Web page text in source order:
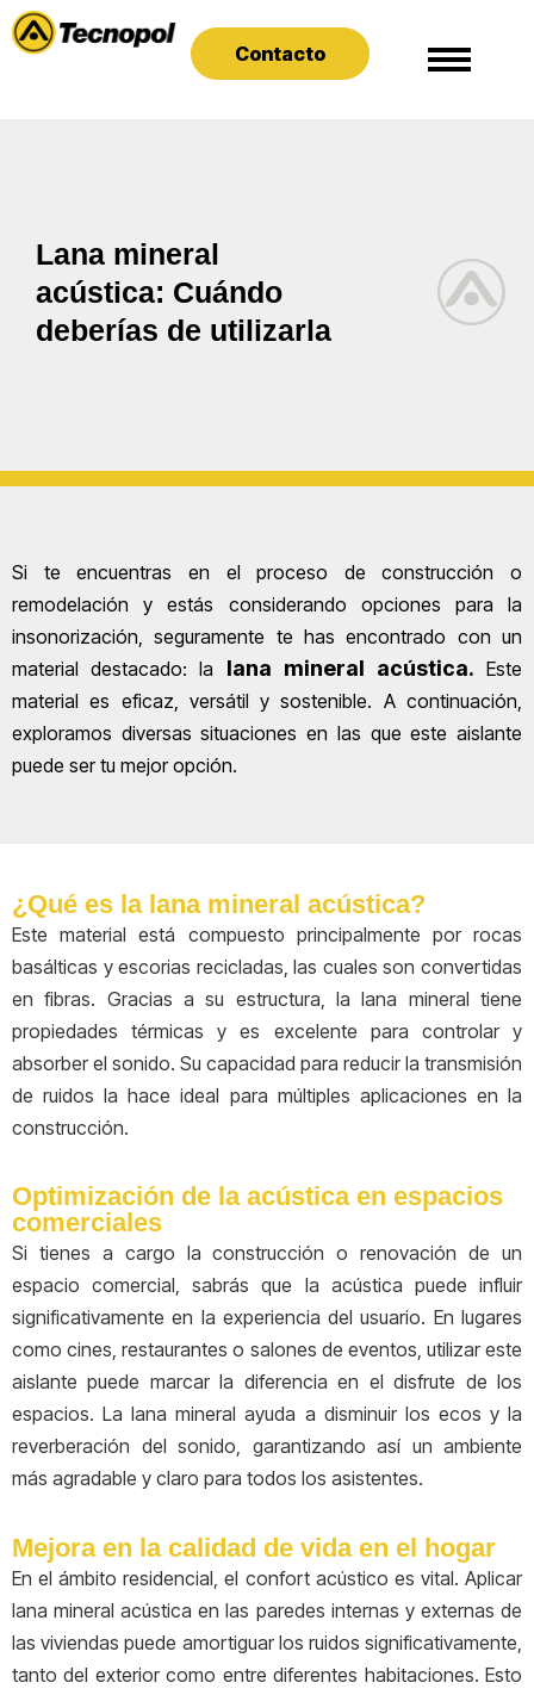
Contacto
Lana mineral
acústica: Cuándo
deberías de utilizarla
Si te encuentras en el proceso de construcción o
remodelación y estás considerando opciones para la
insonorización, seguramente te has encontrado con un
material destacado: la lana mineral acústica. Este
material es eficaz, versátil y sostenible. A continuación,
exploramos diversas situaciones en las que este aislante
puede ser tu mejor opción.
¿Qué es la lana mineral acústica?
Este material está compuesto principalmente por rocas
basálticas y escorias recicladas, las cuales son convertidas
en fibras. Gracias a su estructura, la lana mineral tiene
propiedades térmicas y es excelente para controlar y
absorber el sonido. Su capacidad para reducir la transmisión
de ruidos la hace ideal para múltiples aplicaciones en la
construcción.
Optimización de la acústica en espacios
comerciales
Si tienes a cargo la construcción o renovación de un
espacio comercial, sabrás que la acústica puede influir
significativamente en la experiencia del usuario. En lugares
como cines, restaurantes o salones de eventos, utilizar este
aislante puede marcar la diferencia en el disfrute de los
espacios. La lana mineral ayuda a disminuir los ecos y la
reverberación del sonido, garantizando así un ambiente
más agradable y claro para todos los asistentes.
Mejora en la calidad de vida en el hogar
En el ámbito residencial, el confort acústico es vital. Aplicar
lana mineral acústica en las paredes internas y externas de
las viviendas puede amortiguar los ruidos significativamente,
tanto del exterior como entre diferentes habitaciones. Esto